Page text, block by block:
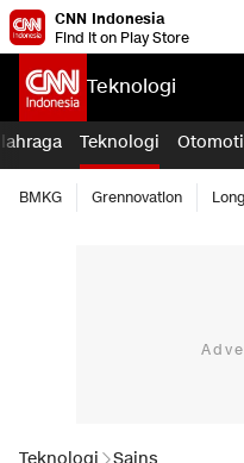
CNN Indonesia
Find it on Play Store
Teknologi
Teknologi
BMKG Grennovation